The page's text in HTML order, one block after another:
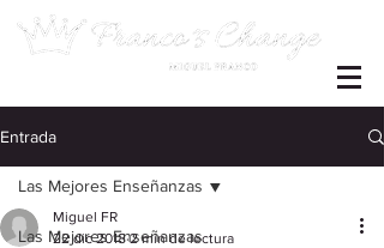
Entrada
Las Mejores Enseñanzas
Las Mejores Enseñanzas
Miguel FR
22 dic 2018 2 min de lectura